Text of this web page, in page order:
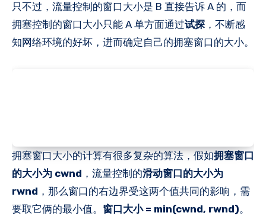
只不过，流量控制的窗口大小是 B 直接告诉 A 的，而
拥塞控制的窗口大小只能 A 单方面通过试探 ，不断感
知网络环境的好坏，进而确定自己的拥塞窗口的大小。
拥塞窗口大小的计算有很多复杂的算法，假如拥塞窗口
的大小为 cwnd ，流量控制的滑动窗口的大小为
rwnd ，那么窗口的右边界受这两个值共同的影响，需
要取它俩的最小值。 窗口大小 = min(cwnd, rwnd)。